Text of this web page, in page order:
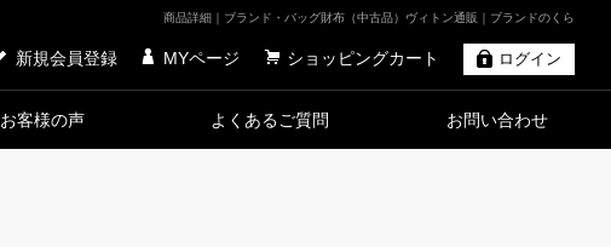
商品詳細｜ブランド・バッグ財布（中古品）ヴィトン通販｜ブランドのくら
新規会員登録 MYページ ショッピングカート ログイン
お客様の声 よくあるご質問 お問い合わせ